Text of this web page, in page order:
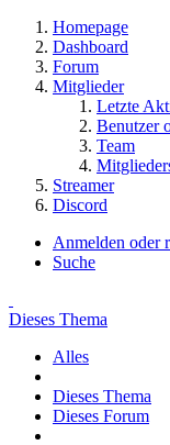
Homepage
Dashboard
Forum
Mitglieder
Letzte
Benutzer
Team
Streamer
Discord
Anmelden oder
Suche
Dieses Thema
Alles
Dieses Thema
Dieses Forum